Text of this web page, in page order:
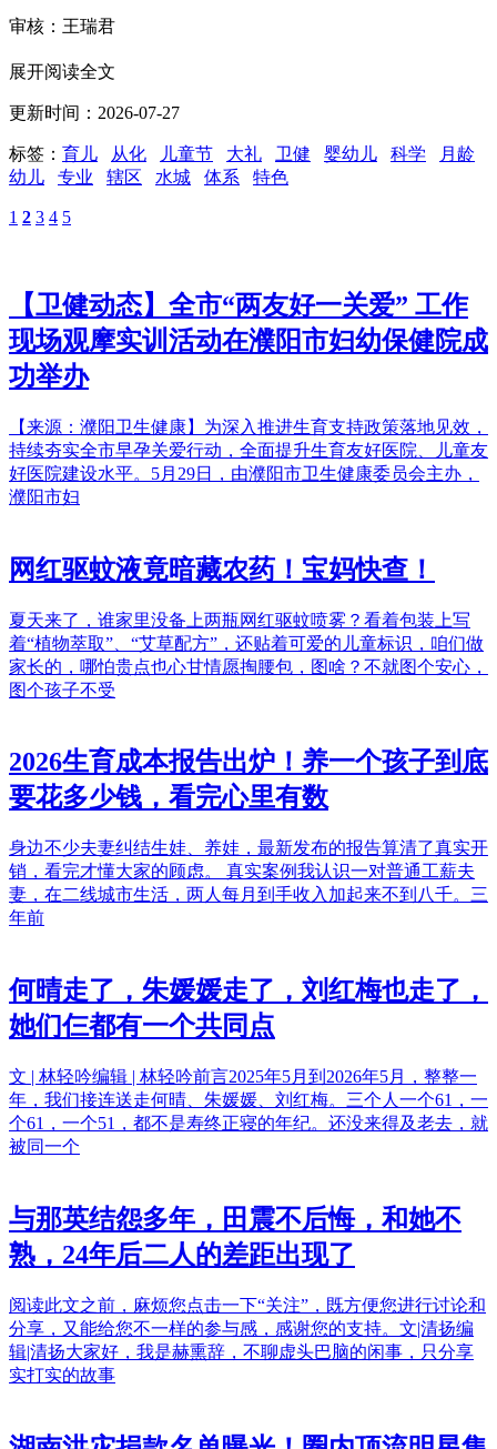
审核：王瑞君
展开阅读全文
更新时间：2026-07-27
标签： 育儿 从化 儿童节 大礼 卫健 婴幼儿 科学
月龄
幼儿
专业 辖区 水城 体系 特色
1 2 3 4 5
【卫健动态】全市“两友好一关爱” 工作
现场观摩实训活动在濮阳市妇幼保健院成
功举办
【来源：濮阳卫生健康】为深入推进生育支持政策落地见效，
持续夯实全市早孕关爱行动，全面提升生育友好医院、儿童友
好医院建设水平。5月29日，由濮阳市卫生健康委员会主办，
濮阳市妇
网红驱蚊液竟暗藏农药！宝妈快查！
夏天来了，谁家里没备上两瓶网红驱蚊喷雾？看着包装上写
着“植物萃取”、“艾草配方”，还贴着可爱的儿童标识，咱们做
家长的，哪怕贵点也心甘情愿掏腰包，图啥？不就图个安心，
图个孩子不受
2026生育成本报告出炉！养一个孩子到底
要花多少钱，看完心里有数
身边不少夫妻纠结生娃、养娃，最新发布的报告算清了真实开
销，看完才懂大家的顾虑。 真实案例我认识一对普通工薪夫
妻，在二线城市生活，两人每月到手收入加起来不到八千。三
年前
何晴走了，朱媛媛走了，刘红梅也走了，
她们仨都有一个共同点
文 | 林轻吟编辑 | 林轻吟前言2025年5月到2026年5月，整整一
年，我们接连送走何晴、朱媛媛、刘红梅。三个人一个61，一
个61，一个51，都不是寿终正寝的年纪。还没来得及老去，就
被同一个
与那英结怨多年，田震不后悔，和她不
熟，24年后二人的差距出现了
阅读此文之前，麻烦您点击一下“关注”，既方便您进行讨论和
分享，又能给您不一样的参与感，感谢您的支持。文|清扬编
辑|清扬大家好，我是赫熏辞，不聊虚头巴脑的闲事，只分享
实打实的故事